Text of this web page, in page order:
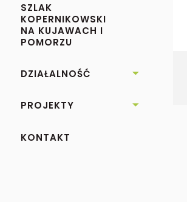
SZLAK
KOPERNIKOWSKI
NA KUJAWACH I
POMORZU
DZIAŁALNOŚĆ 
PROJEKTY 
KONTAKT